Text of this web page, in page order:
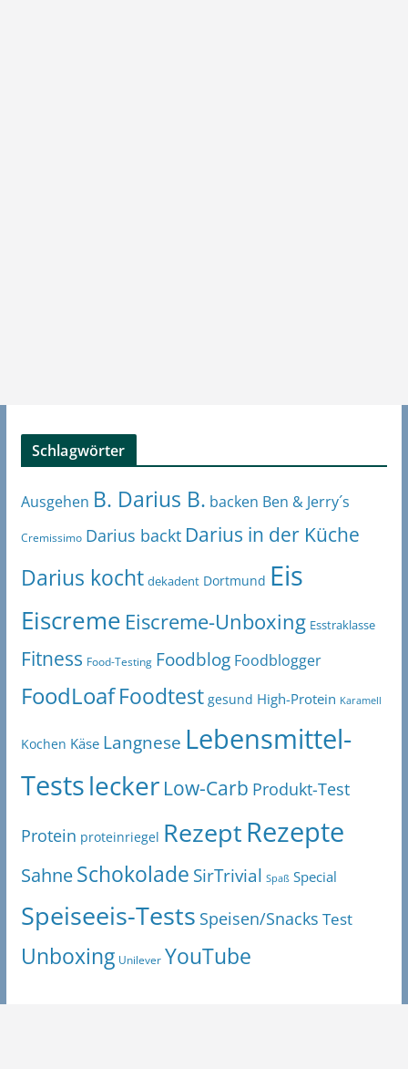
Schlagwörter
Ausgehen B. Darius B. backen Ben & Jerry´s
Cremissimo Darius backt Darius in der Küche
Darius kocht dekadent Dortmund Eis
Eiscreme Eiscreme-Unboxing Esstraklasse
Fitness Food-Testing Foodblog Foodblogger
FoodLoaf Foodtest gesund High-Protein Karamell
Kochen Käse Langnese Lebensmittel-
Testslecker Low-Carb Produkt-Test
Protein proteinriegel RezeptRezepte
SahneSchokolade SirTrivial Spaß Special
Speiseeis-Tests Speisen/Snacks Test
Unboxing Unilever YouTube